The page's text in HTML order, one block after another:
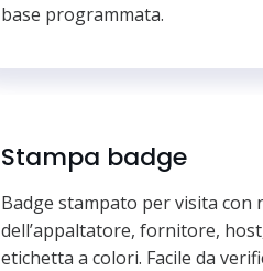
base programmata.
Stampa badge
Badge stampato per visita con
dell’appaltatore, fornitore,
etichetta a colori. Facile da